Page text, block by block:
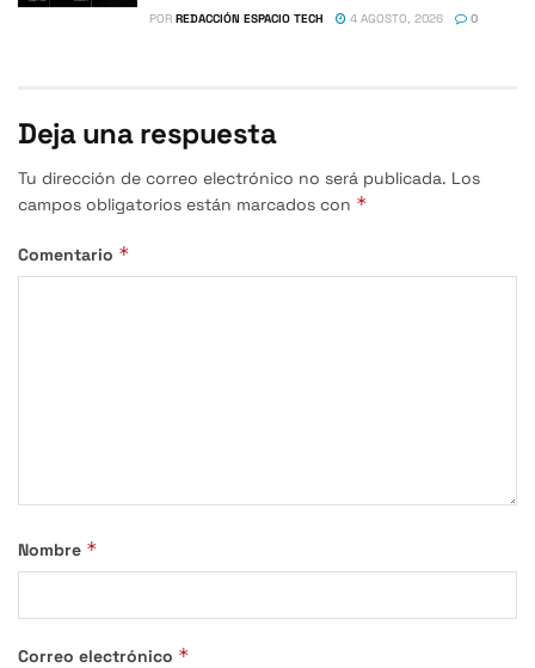
POR REDACCIÓN ESPACIO TECH 4 AGOSTO, 2026 0
Deja una respuesta
Tu dirección de correo electrónico no será publicada. Los
campos obligatorios están marcados con *
Comentario *
Nombre *
Correo electrónico *